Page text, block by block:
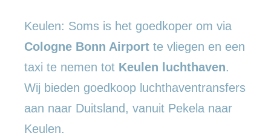
Keulen: Soms is het goedkoper om via
Cologne Bonn Airport te vliegen en een
taxi te nemen tot Keulen luchthaven.
Wij bieden goedkoop luchthaventransfers
aan naar Duitsland, vanuit Pekela naar
Keulen.